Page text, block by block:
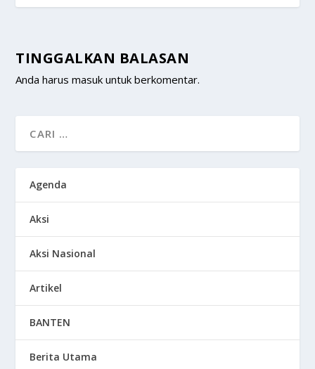
TINGGALKAN BALASAN
Anda harusmasuk untuk berkomentar.
Agenda
Aksi
Aksi Nasional
Artikel
BANTEN
Berita Utama